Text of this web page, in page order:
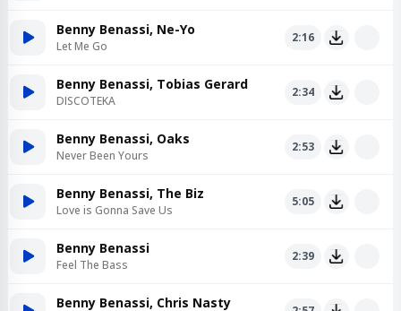
Benny Benassi, Ne-Yo
Let Me Go
2:16
Benny Benassi, Tobias Gerard
DISCOTEKA
2:34
Benny Benassi, Oaks
Never Been Yours
2:53
Benny Benassi, The Biz
Love is Gonna Save Us
5:05
Benny Benassi
Feel The Bass
2:39
Benny Benassi, Chris Nasty